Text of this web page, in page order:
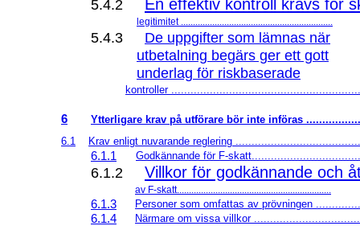
5.4.2
legitimitet ...............................................................
5.4.3
De uppgifter som lämnas när
utbetalning begärs ger ett gott
underlag för riskbaserade
kontroller
6
Ytterligare krav på utförare bör inte införas .................
6.1
Krav enligt nuvarande reglering
6.1.1 Godkännande för F-
6.1.2 Villkor för godkännande och
av F-skatt................................................................
6.1.3 Personer som omfattas av prövningen
6.1.4 Närmare om vissa villkor